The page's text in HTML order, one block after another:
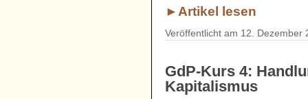
►Artikel lesen
Veröffentlicht am 12. Dezember
GdP-Kurs 4:
Kapitalismus